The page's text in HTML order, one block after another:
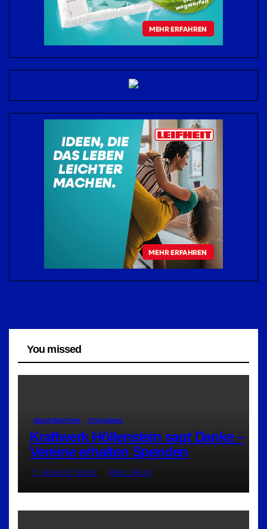
You missed
NIEDERBAYERN STRAUBING
Kraftwerk Höllenstein sagt Danke –
Vereine erhalten Spenden
7. AUGUST 2026 RED_RA24